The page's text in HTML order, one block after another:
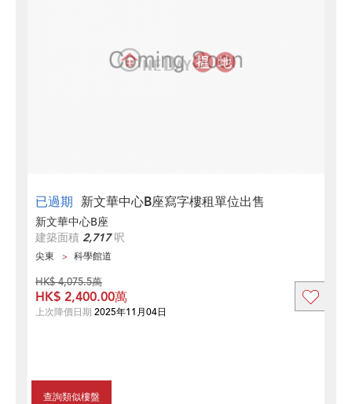
已過期 新文華中心B座寫字樓租單位出售
新文華中心B座
建築面積 2,717呎
尖東 科學館道
查詢類似樓盤
HK$ 4,075.5萬
HK$ 2,400.00萬
上次降價日期 2025年11月04日